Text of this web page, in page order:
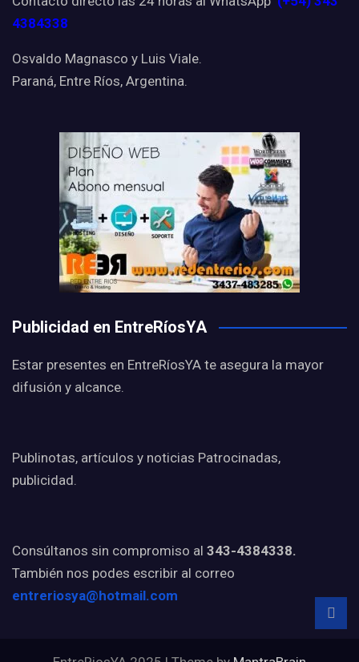
4384338
Osvaldo Magnasco y Luis Viale.
Paraná, Entre Ríos, Argentina.
Publicidad en EntreRíosYA
Estar presentes en EntreRíosYA te asegura la mayor
difusión y alcance.
Publinotas, artículos y noticias Patrocinadas,
publicidad.
Consúltanos sin compromiso al 343-4384338.
También nos podes escribir al correo
entreriosya@hotmail.com